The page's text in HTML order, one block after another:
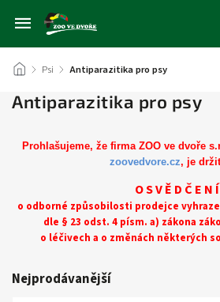
/ Psi / Antiparazitika pro psy
Antiparazitika pro psy
Prohlašujeme, že firma ZOO ve dvoře
zoovedvore.cz, je
O S V Ě D Č E N Í
o odborné způsobilosti prodejce
dle § 23 odst. 4 písm. a) zákona
o léčivech a o změnách některých
Nejprodávanější